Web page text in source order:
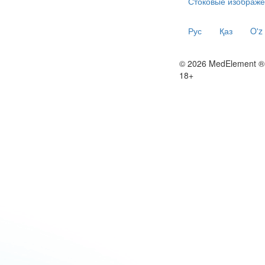
Рус Қаз O'z
© 2026 MedElement ®
18+